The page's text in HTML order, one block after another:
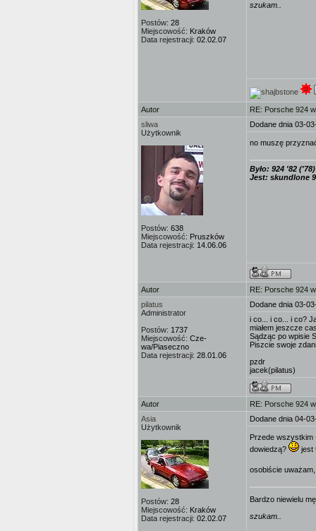
Postów: 28
Miejscowość: Kraków
Data rejestracji: 02.02.07
szukam..
Autor
RE: Porsche 924
sliwa
Użytkownik
Postów: 638
Miejscowość: Pruszków
Data rejestracji: 14.06.06
Dodane dnia 03-
no muszę
Było: 924 '82 ('78)
Jest: skundlone
Autor
RE: Porsche 924
pilatus
Administrator
Postów: 1737
Miejscowość: Cze-
wa/Piaseczno
Data rejestracji: 28.01.06
Dodane dnia 03-
i co... i co... i co?
miałem jeszcze
Sądząc po wpisie
Piszcie swoje
pzdr
jacek(pilatus)
Autor
RE: Porsche 924
Asia
Użytkownik
Postów: 28
Miejscowość: Kraków
Data rejestracji: 02.02.07
Dodane dnia 04-
Przede
dowiedzą?
jest
osobiście
Bardzo niewielu
szukam..